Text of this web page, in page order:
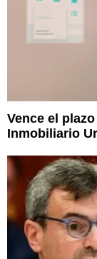
Vence el
Inmobiliario